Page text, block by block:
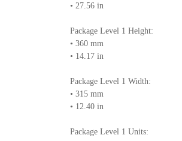
• 27.56 in
Package Level 1 Height:
• 360 mm
• 14.17 in
Package Level 1 Width:
• 315 mm
• 12.40 in
Package Level 1 Units: